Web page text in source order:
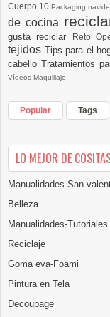
Cuerpo 10 Packaging
de cocina
gusta reciclar
Reto
tejidos Tips para el
cabello Tratamientos
Vídeos-Maquillaje
Popular Tags
LO MEJOR DE
Manualidades San
Belleza
Manualidades-Tutoriales
Reciclaje
Goma eva-Foami
Pintura en Tela
Decoupage